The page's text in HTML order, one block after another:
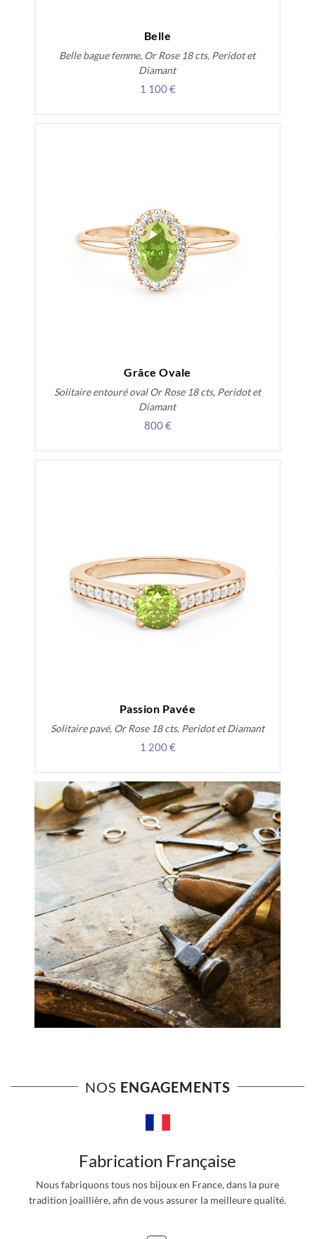
Belle
Belle bague femme, Or Rose 18 cts, Peridot et
Diamant
1 100 €
Grâce Ovale
Solitaire entouré oval Or Rose 18 cts, Peridot et
Diamant
800 €
Passion Pavée
Solitaire pavé, Or Rose 18 cts, Peridot et Diamant
1 200 €
NOS ENGAGEMENTS
Fabrication Française
Nous fabriquons tous nos bijoux en France, dans la pure
tradition joaillière, afin de vous assurer la meilleure qualité.